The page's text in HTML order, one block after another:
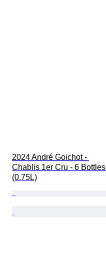
2024 André Goichot -
Chablis 1er Cru - 6 Bottles
(0.75L)